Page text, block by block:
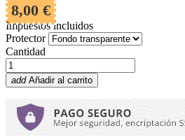
8,00 €
Impuestos incluidos
Protector
Cantidad
add Añadir al carrito